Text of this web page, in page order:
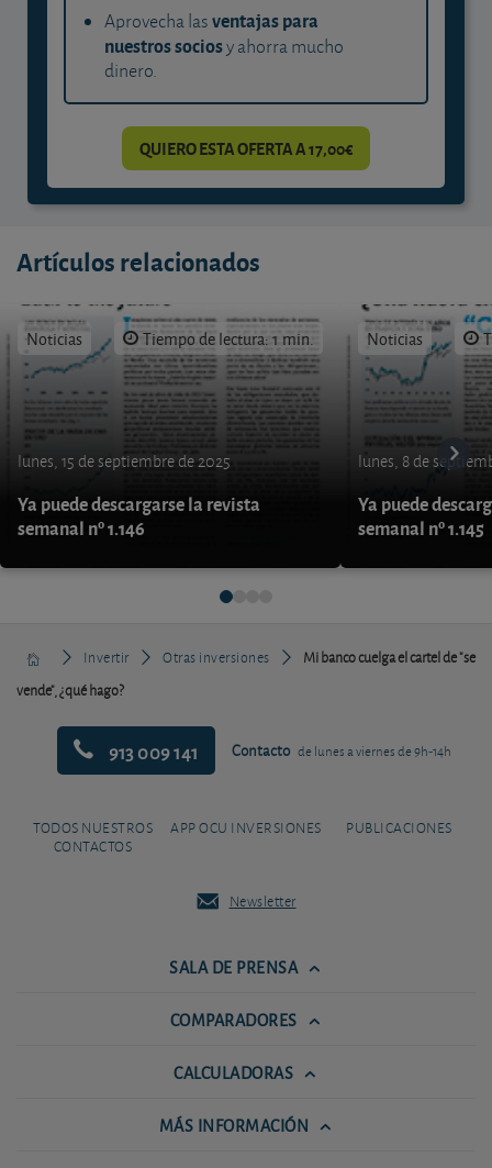
Aprovecha lasventajas para
nuestros sociosy ahorra mucho
dinero.
QUIERO ESTA OFERTA A 17,00€
Artículos relacionados
Noticias Tiempo de lectura: 1 min.
lunes, 15 de septiembre de 2025
Ya puede descargarse la revista
semanal nº 1.146
Noticias
lunes, 8 de
Ya puede
semanal nº 1.145
Invertir Otras inversiones
Mi banco cuelga el cartel de "se
vende", ¿qué hago?
913 009 141 Contacto de lunes a viernes de 9h-14h
TODOS NUESTROS
CONTACTOS
APP OCU INVERSIONES PUBLICACIONES
Newsletter
SALA DE PRENSA
COMPARADORES
CALCULADORAS
MÁS INFORMACIÓN